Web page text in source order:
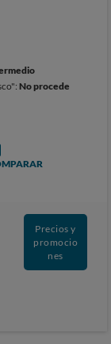
No procede
Precios y
promocio
nes